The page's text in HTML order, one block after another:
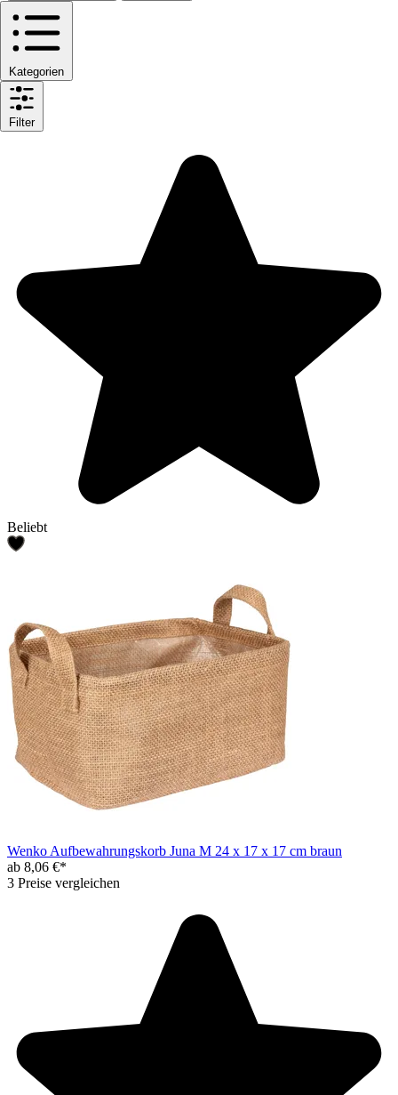
Kategorien
Filter
Beliebt
Wenko Aufbewahrungskorb Juna M 24 x 17 x 17 cm braun
ab 8,06 €*
3 Preise vergleichen